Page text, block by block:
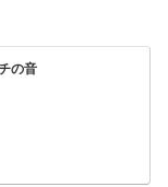
の音